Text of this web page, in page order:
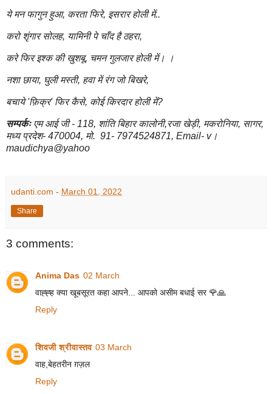
ये मन फागुन हुआ, करता फिरे, इसरार होली में..
करो शृंगार सोलह, यामिनी पे चाँद है ठहरा,
करे फिर इश्क की खुशबू, चमन गुलजार होली में। ।
नशा छाया, घुली मस्ती, हवा में रंग जो बिखरे,
बचाये 'फ़िक्र' फिर कैसे, कोई किरदार होली में?
सम्पर्कःएम आई जी - 118, शांति बिहार कालोनी,रजा खेड़ी, मकरोनिया, सागर,
मध्य प्रदेश- 470004, मो. 91- 7974524871, Email- v।
maudichya@yahoo
udanti.com - March 01, 2022
Share
3 comments:
Anima Das 02 March
वाह्ह्ह क्या खूबसूरत कहा आपने... आपको असीम बधाई सर 🌹🙏
Reply
शिवजी श्रीवास्तव 03 March
वाह,बेहतरीन ग़ज़ल
Reply